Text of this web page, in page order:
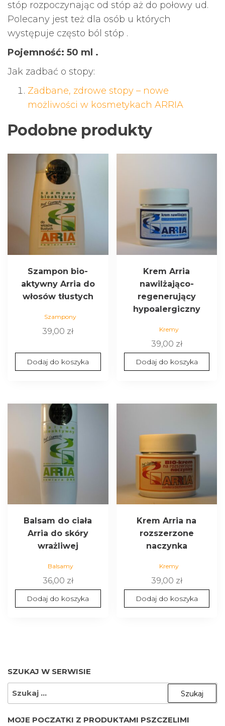
stóp rozpoczynając od stóp aż do połowy ud.
Polecany jest też dla osób u których
występuje często ból stóp .
Pojemność: 50 ml .
Jak zadbać o stopy:
Zadbane, zdrowe stopy – nowe
możliwości w kosmetykach ARRIA
Podobne produkty
Szampon bio-
aktywny Arria do
włosów tłustych
Szampony
39,00 zł
Dodaj do koszyka
Krem Arria
nawilżająco-
regenerujący
hypoalergiczny
Kremy
39,00 zł
Dodaj do koszyka
Balsam do ciała
Arria do skóry
wrażliwej
Balsamy
36,00 zł
Dodaj do koszyka
Krem Arria na
rozszerzone
naczynka
Kremy
39,00 zł
Dodaj do koszyka
SZUKAJ W SERWISIE
SZUKAJ:
MOJE POCZATKI Z PRODUKTAMI PSZCZELIMI